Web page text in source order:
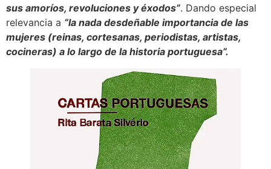
sus amoríos, revoluciones y éxodos”. Dando especial
relevancia a “la nada desdeñable importancia de las
mujeres (reinas, cortesanas, periodistas, artistas,
cocineras) a lo largo de la historia portuguesa”.